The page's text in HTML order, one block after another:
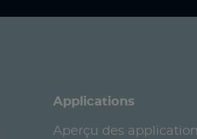
Applications
Aperçu des